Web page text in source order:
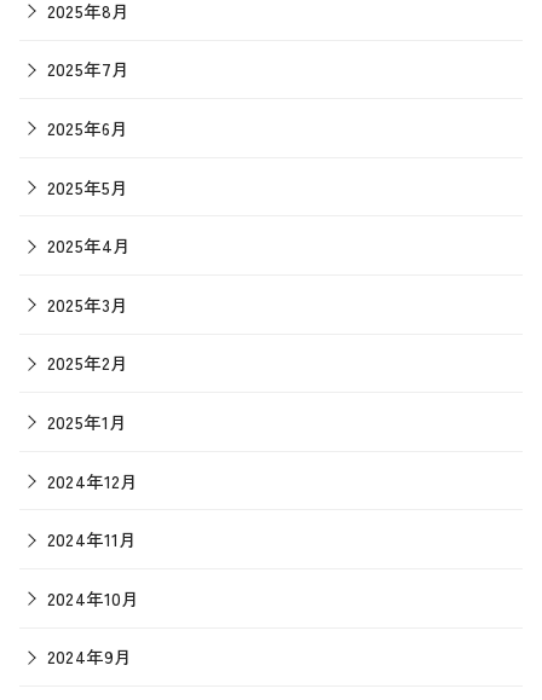
2025年8月
2025年7月
2025年6月
2025年5月
2025年4月
2025年3月
2025年2月
2025年1月
2024年12月
2024年11月
2024年10月
2024年9月